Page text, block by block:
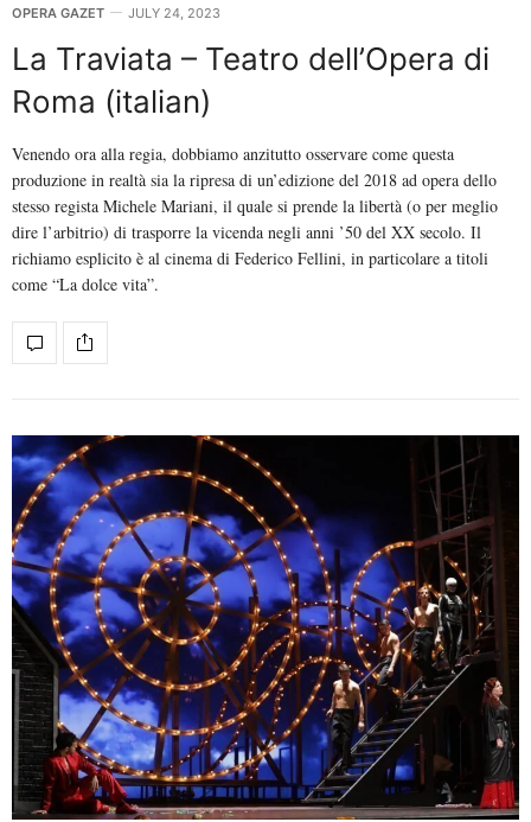
OPERA GAZET JULY 24, 2023
La Traviata – Teatro dell’Opera di
Roma (italian)
Venendo ora alla regia, dobbiamo anzitutto osservare come questa
produzione in realtà sia la ripresa di un’edizione del 2018 ad opera dello
stesso regista Michele Mariani, il quale si prende la libertà (o per meglio
dire l’arbitrio) di trasporre la vicenda negli anni ’50 del XX secolo. Il
richiamo esplicito è al cinema di Federico Fellini, in particolare a titoli
come “La dolce vita”.